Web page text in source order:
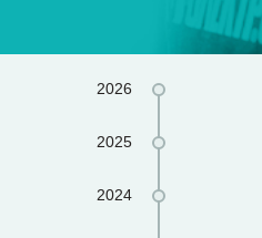
2026
2025
2024